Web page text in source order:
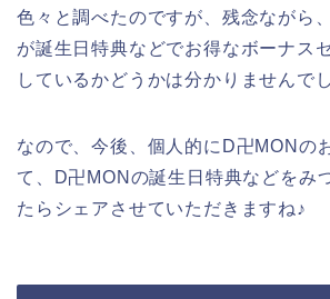
色々と調べたのですが、残念ながら
が誕生日特典などでお得なボーナス
しているかどうかは分かりませんでし
なので、今後、個人的にD卍MONの
て、D卍MONの誕生日特典などをみ
たらシェアさせていただきますね♪